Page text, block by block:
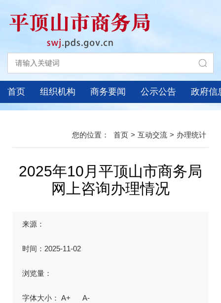
首页 组织机构 商务要闻 公示公告 政府信
首页 > 互动交流 > 办理统计
2025年10月平顶山市商务局
网上咨询办理情况
来源：
时间：2025-11-02
浏览量：
A+ A-